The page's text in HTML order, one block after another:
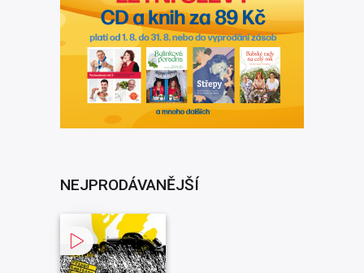
NEJPRODÁVANĚJŠÍ